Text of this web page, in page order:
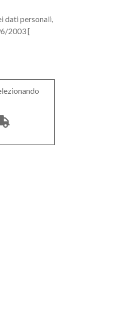
dati personali,
2003 [